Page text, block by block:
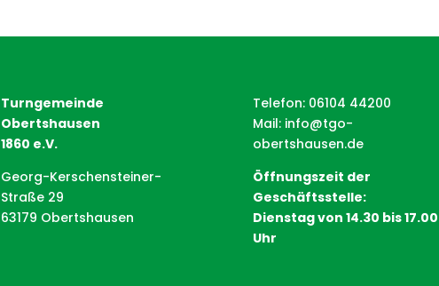
Turngemeinde
Obertshausen
1860 e.V.
Georg-Kerschensteiner-
Straße 29
63179 Obertshausen
Telefon: 06104 44200
Mail: info@tgo-
obertshausen.de
Öffnungszeit der
Geschäftsstelle:
Dienstag von 14.30 bis 17.00
Uhr